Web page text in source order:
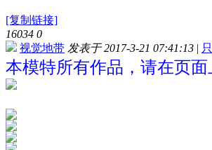
[复制链接]
16034 0
视觉地带 发表于 2017-3-21 07:41:13 |
本模特所有作品，请在页